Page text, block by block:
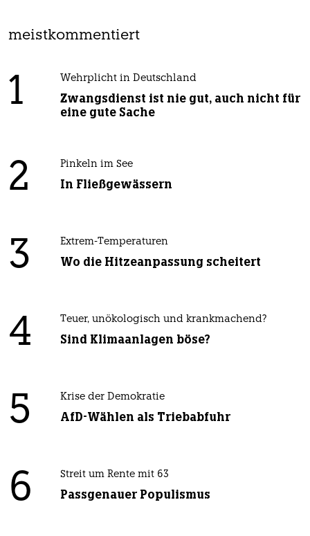
meistkommentiert
1 Wehrplicht in Deutschland
Zwangsdienst ist nie gut, auch nicht für
eine gute Sache
2 Pinkeln im See
In Fließgewässern
3 Extrem-Temperaturen
Wo die Hitzeanpassung scheitert
4 Teuer, unökologisch und krankmachend?
Sind Klimaanlagen böse?
5 Krise der Demokratie
AfD-Wählen als Triebabfuhr
6 Streit um Rente mit 63
Passgenauer Populismus